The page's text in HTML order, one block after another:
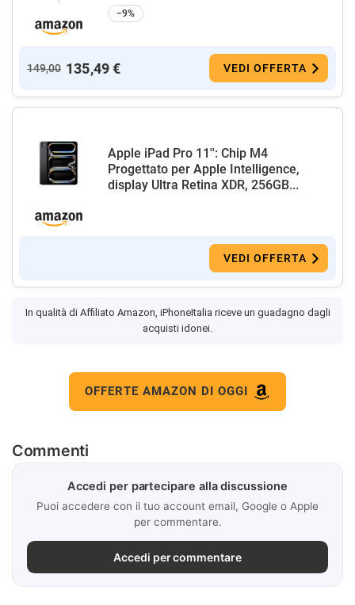
−9%
149,00 135,49 € VEDI OFFERTA
Apple iPad Pro 11'': Chip M4
Progettato per Apple Intelligence,
display Ultra Retina XDR, 256GB...
VEDI OFFERTA
In qualità di Affiliato Amazon, iPhoneItalia riceve un guadagno dagli
acquisti idonei.
OFFERTE AMAZON DI OGGI
Commenti
Accedi per partecipare alla discussione
Puoi accedere con il tuo account email, Google o Apple
per commentare.
Accedi per commentare